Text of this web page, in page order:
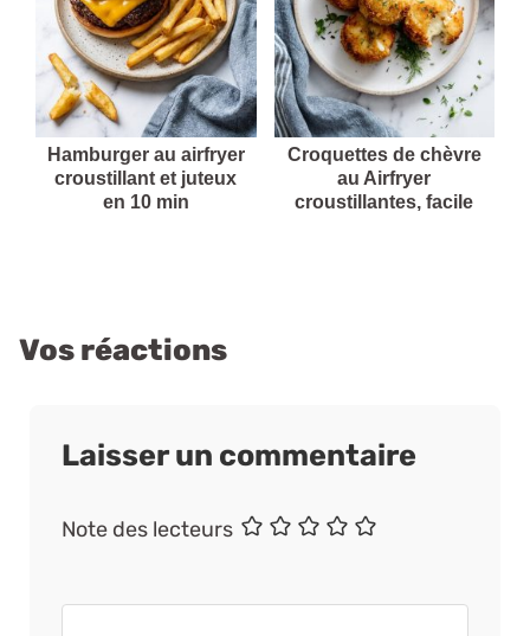
Hamburger au airfryer
croustillant et juteux
en 10 min
Croquettes de chèvre
au Airfryer
croustillantes, facile
Vos réactions
Laisser un commentaire
Note des lecteurs
Nom
E-
Site